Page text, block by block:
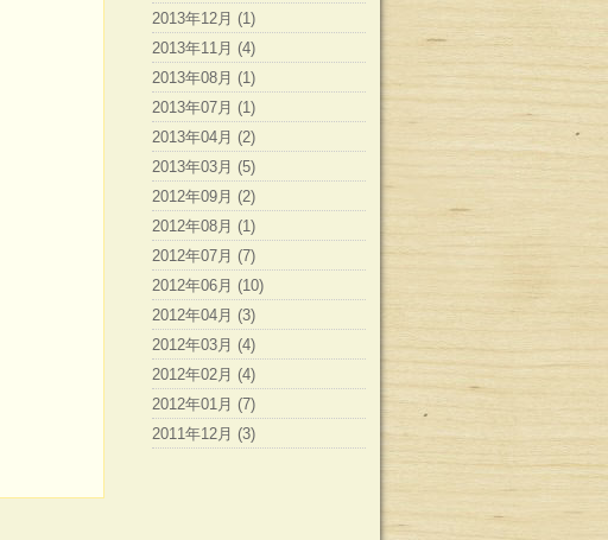
2013年12月 (1)
2013年11月 (4)
2013年08月 (1)
2013年07月 (1)
2013年04月 (2)
2013年03月 (5)
2012年09月 (2)
2012年08月 (1)
2012年07月 (7)
2012年06月 (10)
2012年04月 (3)
2012年03月 (4)
2012年02月 (4)
2012年01月 (7)
2011年12月 (3)